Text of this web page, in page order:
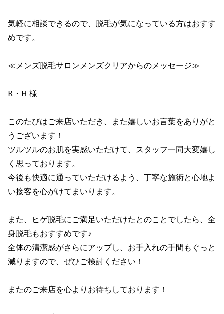
気軽に相談できるので、脱毛が気になっている方はおすす
めです。
≪メンズ脱毛サロンメンズクリアからのメッセージ≫
R・H 様
このたびはご来店いただき、また嬉しいお言葉をありがと
うございます！
ツルツルのお肌を実感いただけて、スタッフ一同大変嬉し
く思っております。
今後も快適に通っていただけるよう、丁寧な施術と心地よ
い接客を心がけてまいります。
また、ヒゲ脱毛にご満足いただけたとのことでしたら、全
身脱毛もおすすめです♪
全体の清潔感がさらにアップし、お手入れの手間もぐっと
減りますので、ぜひご検討ください！
またのご来店を心よりお待ちしております！